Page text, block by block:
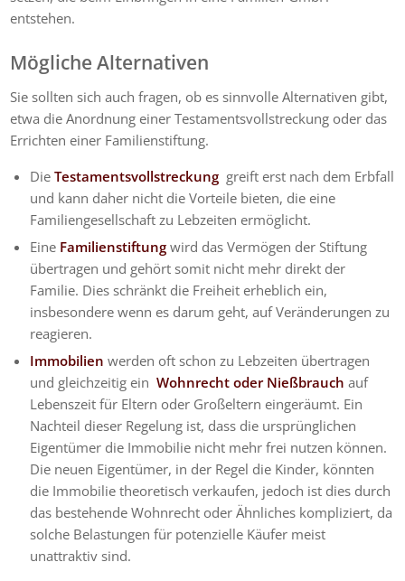
entstehen.
Mögliche Alternativen
Sie sollten sich auch fragen, ob es sinnvolle Alternativen gibt,
etwa die Anordnung einer Testamentsvollstreckung oder das
Errichten einer Familienstiftung.
DieTestamentsvollstreckung greift erst nach dem Erbfall
und kann daher nicht die Vorteile bieten, die eine
Familiengesellschaft zu Lebzeiten ermöglicht.
Eine Familienstiftung wird das Vermögen der Stiftung
übertragen und gehört somit nicht mehr direkt der
Familie. Dies schränkt die Freiheit erheblich ein,
insbesondere wenn es darum geht, auf Veränderungen zu
reagieren.
Immobilien werden oft schon zu Lebzeiten übertragen
und gleichzeitig einWohnrecht oder Nießbrauch auf
Lebenszeit für Eltern oder Großeltern eingeräumt. Ein
Nachteil dieser Regelung ist, dass die ursprünglichen
Eigentümer die Immobilie nicht mehr frei nutzen können.
Die neuen Eigentümer, in der Regel die Kinder, könnten
die Immobilie theoretisch verkaufen, jedoch ist dies durch
das bestehende Wohnrecht oder Ähnliches kompliziert, da
solche Belastungen für potenzielle Käufer meist
unattraktiv sind.